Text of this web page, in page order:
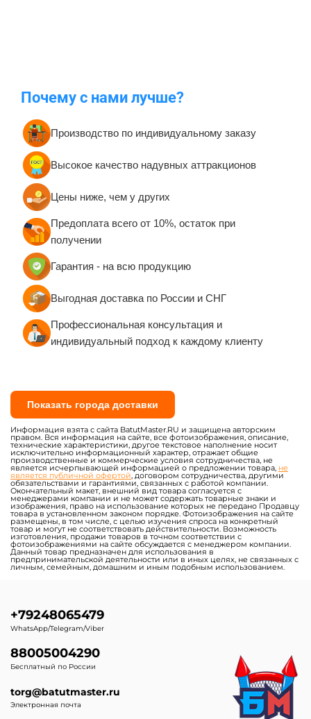
Почему с нами лучше?
Производство по индивидуальному заказу
Высокое качество надувных аттракционов
Цены ниже, чем у других
Предоплата всего от 10%, остаток при
получении
Гарантия - на всю продукцию
Выгодная доставка по России и СНГ
Профессиональная консультация и
индивидуальный подход к каждому клиенту
Показать города доставки
Информация взята с сайта BatutMaster.RU и защищена авторским
правом. Вся информация на сайте, все фотоизображения, описание,
технические характеристики, другое текстовое наполнение носит
исключительно информационный характер, отражает общие
производственные и коммерческие условия сотрудничества, не
является исчерпывающей информацией о предложении товара, не
является публичной офертой, договором сотрудничества, другими
обязательствами и гарантиями, связанных с работой компании.
Окончательный макет, внешний вид товара согласуется с
менеджерами компании и не может содержать товарные знаки и
изображения, право на использование которых не передано Продавцу
товара в установленном законом порядке. Фотоизображения на сайте
размещены, в том числе, с целью изучения спроса на конкретный
товар и могут не соответствовать действительности. Возможность
изготовления, продажи товаров в точном соответствии с
фотоизображениями на сайте обсуждается с менеджером компании.
Данный товар предназначен для использования в
предпринимательской деятельности или в иных целях, не связанных с
личным, семейным, домашним и иным подобным использованием.
+79248065479
WhatsApp/Telegram/Viber
88005004290
Бесплатный по России
torg@batutmaster.ru
Электронная почта